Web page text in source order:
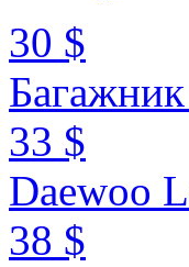
30 $
33 $
Daewoo
38 $